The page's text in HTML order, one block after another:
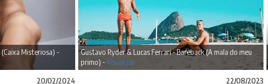
(Caixa Misteriosa) -
Gustavo Ryder & Lucas Ferrari - Bareback (A mala do meu
primo) -Visualizar
20/02/2024 22/08/2023